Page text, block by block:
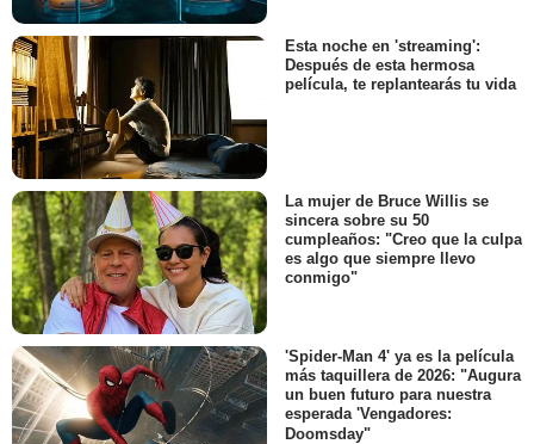
Esta noche en 'streaming':
Después de esta hermosa
película, te replantearás tu vida
La mujer de Bruce Willis se
sincera sobre su 50
cumpleaños: "Creo que la culpa
es algo que siempre llevo
conmigo"
'Spider-Man 4' ya es la película
más taquillera de 2026: "Augura
un buen futuro para nuestra
esperada 'Vengadores:
Doomsday"